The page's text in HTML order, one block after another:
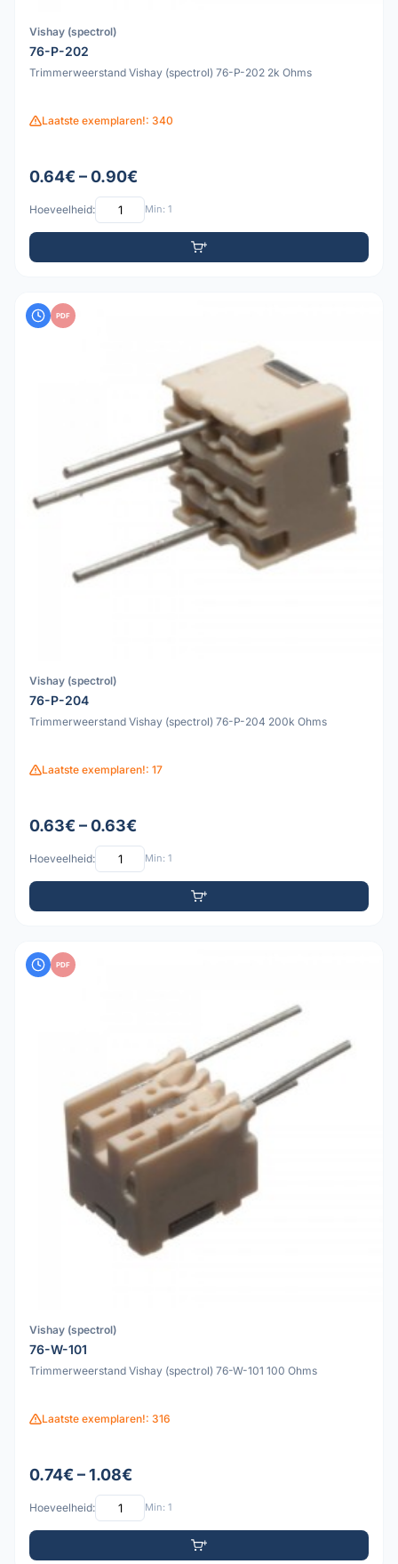
Vishay (spectrol)
76-P-202
Trimmerweerstand Vishay (spectrol) 76-P-202 2k Ohms
Laatste exemplaren!: 340
0.64€ – 0.90€
Hoeveelheid: Min: 1
PDF
Vishay (spectrol)
76-P-204
Trimmerweerstand Vishay (spectrol) 76-P-204 200k Ohms
Laatste exemplaren!: 17
0.63€ – 0.63€
Hoeveelheid: Min: 1
PDF
Vishay (spectrol)
76-W-101
Trimmerweerstand Vishay (spectrol) 76-W-101 100 Ohms
Laatste exemplaren!: 316
0.74€ – 1.08€
Hoeveelheid: Min: 1